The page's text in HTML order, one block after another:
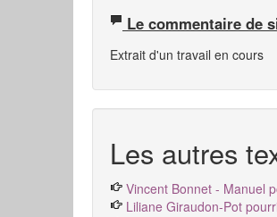
Le commentaire de
Extrait d'un travail en cours
Les autres
Vincent Bonnet - Manuel
Liliane Giraudon-Pot